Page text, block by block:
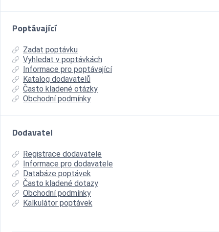
Poptávající
Zadat poptávku
Vyhledat v poptávkách
Informace pro poptávající
Katalog dodavatelů
Často kladené otázky
Obchodní podmínky
Dodavatel
Registrace dodavatele
Informace pro dodavatele
Databáze poptávek
Často kladené dotazy
Obchodní podmínky
Kalkulátor poptávek